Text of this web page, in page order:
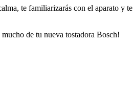
te familiarizarás con el aparato y
de tu nueva tostadora Bosch!